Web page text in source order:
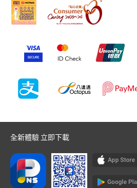
全新體驗 立即下載